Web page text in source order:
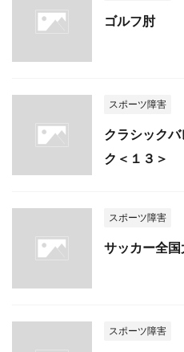
ゴルフ肘
スポーツ障害
クラシック
ク＜１３＞
スポーツ障害
サッカー全国
スポーツ障害